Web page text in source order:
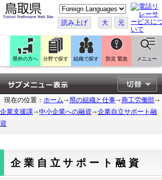
こ
の
ペ
ー
ジ
翻
訳
す
る
読み上げ 大 元
県外の方へ 分野で探す 組織で探す 防災 緊急 メニュー
現在の位置： ホーム 県の組織と仕事
商工労働部
企業支援課
中小企業への融資
企業自立サポート融
資
企業自立サポート融資